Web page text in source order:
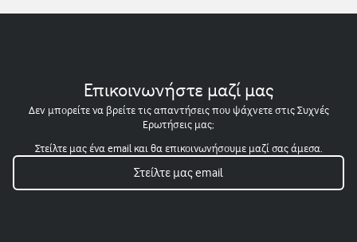
Επικοινωνήστε μαζί μας
Δεν μπορείτε να βρείτε τις απαντήσεις που ψάχνετε στις Συχνές
Ερωτήσεις μας;
Στείλτε μας ένα email και θα επικοινωνήσουμε μαζί σας άμεσα.
Στείλτε μας email